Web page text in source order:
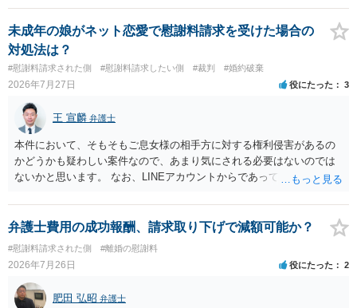
る旨の交渉をすることが妥当かどうかという基準はありません。
公序良俗に反するような金額では、その条項自体が無効になり得ます
が、 ２００万円でも、５０万円でも、公序良俗に反するほど高額
とはいえないと考えますので、 結局は、妥当かどうかというより
も、ご自身が納得できるかどうかという基準でお考えいただくといい
と思います。 そのうえで、合意できるかは、相手も納得できるか
否かにかかってはきますが。 ４ 質問④ ご記載の内容からは判断
できないのですが、 清算条項を記載しないで合意することはリス
クがありますので、むしろ、原則としては、清算条項を記載するべき
であるとお考えいただくといいです。 ご質問に対する回答は以上で
すが、可能であれば、ご依頼になるかは別として、お近くの弁護士に
直接相談されて、 今後の対応についてアドバイス等を求めることを
される可能性はあるのか ⇒LINEを含む１００万円の貸付に至るまでの
やり取り等の経緯、誓約書の内容等を踏まえて、関係を清算するため
の 金銭であったと評価される可能性はあると考えます。 ② 「今後一
切関与しないなら100万円振り込む」というLINEや誓約書は、裁判上
どの程度証拠価値があるのか ⇒前後のやり取りや誓約書の具体的内容
を見ない限り、具体的な判断はできませんが、一定の証拠価値はある
と考えます。 ③ 借用書があっても、後から100万円を貸付扱いに変更
することは認められるのか。 ⇒おそらく１００万円は不当利得（受け
取る正当な権利がないのに利益を取得した）として返還請求されてい
るものかと推察しますので、 貸金返還ではないかと存じます。 ④ 私
は現在、収入も不安定で貯金もなくリボ払い借金が既に約100万あり。
今年に再婚したが主人はお金に厳しい為、一括で220万円を支払う事は
困難 仮に裁判で敗訴した場合でも、分割払いになる可能性はあります
か。 ⇒判決となり敗訴してしまった場合は、強制執行により不動産等
の財産を差し押さえられ、そこから債権回収が図られることになりま
すが、 和解であれば柔軟な解決が可能ですので、その場合は分割払
いにより支払うことも十分可能です。 ⑤ このような事情であれば、私
は120万円のみ和解交渉を続けるべきでしょうか。 ⇒ご相談者様の認
識を前提にすれば、１００万円も含めて返済する必要はないと考えら
未成年の娘がネット恋愛で慰謝料請求を受けた場合の
対処法は？
#慰謝料請求された側 #慰謝料請求したい側 #裁判 #婚約破棄
2026年7月27日 役にたった 3
王 宣麟 弁護士
本件において、そもそもご息女様の相手方に対する権利侵害があるの
かどうかも疑わしい案件なので、あまり気にされる必要はないのでは
ないかと思います。 なお、LINEアカウントからであっても、そこに紐
るパターンはありえるものの、本件のような精神的損害が発生したと
明確にいえないような案件において開示がなされる可能性も低いので
弁護士費用の成功報酬、請求取り下げで減額可能か？
#慰謝料請求された側 #離婚の慰謝料
2026年7月26日 役にたった 2
肥田 弘昭 弁護士